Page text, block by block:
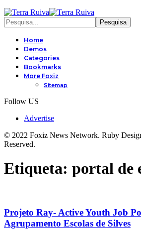
Home
Demos
Categories
Bookmarks
More Foxiz
Sitemap
Follow US
Advertise
© 2022 Foxiz News Network. Ruby
Reserved.
Etiqueta: portal de
Projeto Ray- Active Youth Job
Agrupamento Escolas de Silves